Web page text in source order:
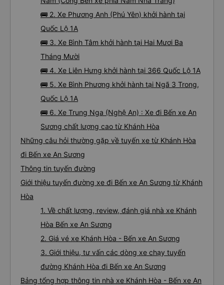
🚌 2. Xe Phương Anh (Phú Yên) khởi hành tại
Quốc Lộ 1A
🚌 3. Xe Bình Tâm khởi hành tại Hai Mươi Ba
Tháng Mười
🚌 4. Xe Liên Hưng khởi hành tại 366 Quốc Lộ 1A
🚌 5. Xe Bình Phương khởi hành tại Ngã 3 Trong,
Quốc Lộ 1A
🚌 6. Xe Trung Nga (Nghệ An) : Xe đi Bến xe An
Sương chất lượng cao từ Khánh Hòa
Những câu hỏi thường gặp về tuyến xe từ Khánh Hòa
đi Bến xe An Sương
Thông tin tuyến đường
Giới thiệu tuyến đường xe đi Bến xe An Sương từ Khánh
Hòa
1. Về chất lượng, review, đánh giá nhà xe Khánh
Hòa Bến xe An Sương
2. Giá vé xe Khánh Hòa - Bến xe An Sương
3. Giới thiệu, tư vấn các dòng xe chạy tuyến
đường Khánh Hòa đi Bến xe An Sương
Bảng tổng hợp thông tin nhà xe Khánh Hòa - Bến xe An